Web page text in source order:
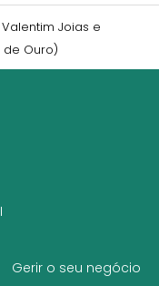
Valentim Joias e
Ouro)
Gerir o seu negócio